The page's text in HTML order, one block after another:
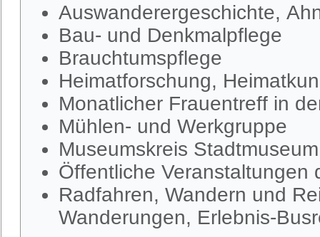
Auswanderergeschichte,
Bau- und Denkmalpflege
Brauchtumspflege
Heimatforschung,
Monatlicher Frauentreff in
Mühlen- und Werkgruppe
Museumskreis
Öffentliche Veranstaltungen
Radfahren, Wandern und
Wanderungen, Erlebnis-